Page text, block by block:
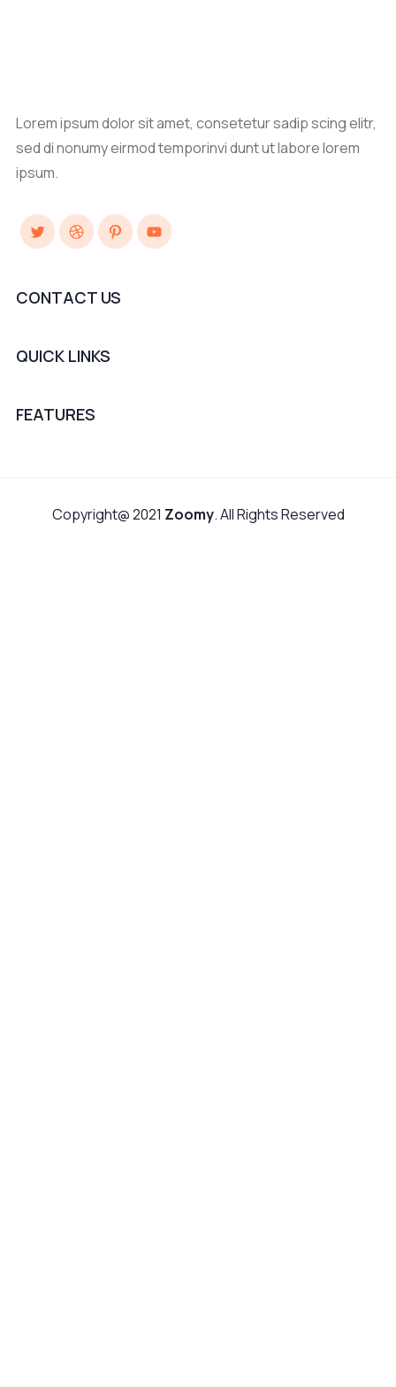
Lorem ipsum dolor sit amet, consetetur sadip scing elitr,
sed di nonumy eirmod temporinvi dunt ut labore lorem
ipsum.
TwitterDribbblePinterestYouTube
CONTACT US
QUICK LINKS
FEATURES
Copyright@ 2021 Zoomy. All Rights Reserved